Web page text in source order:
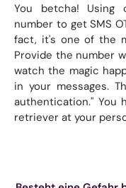
You betcha! Using
number to get SMS
fact, it's one of the
Provide the number
watch the magic
in your messages.
authentication." You
retriever at your